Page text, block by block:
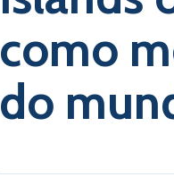
como
do